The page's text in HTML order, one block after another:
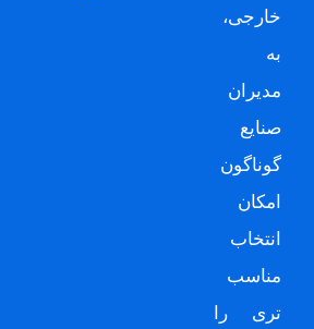
خارجی،
به
مدیران
صنایع
گوناگون
امکان
انتخاب
مناسب
تری را